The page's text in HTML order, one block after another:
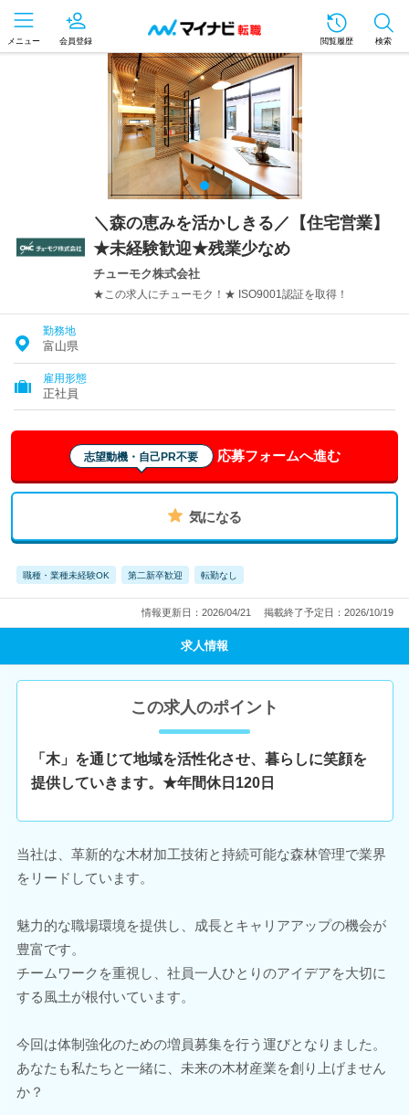
メニュー 会員登録 閲覧履歴 検索
＼森の恵みを活かしきる／【住宅営業】
★未経験歓迎★残業少なめ
チューモク株式会社
★この求人にチューモク！★ ISO9001認証を取得！
勤務地
富山県
雇用形態
正社員
志望動機・自己PR不要 応募フォームへ進む
気になる
職種・業種未経験OK 第二新卒歓迎 転勤なし
情報更新日：2026/04/21 掲載終了予定日：2026/10/19
求人情報
この求人のポイント
「木」を通じて地域を活性化させ、暮らしに笑顔を
提供していきます。★年間休日120日
当社は、革新的な木材加工技術と持続可能な森林管理で業界
をリードしています。
魅力的な職場環境を提供し、成長とキャリアアップの機会が
豊富です。
チームワークを重視し、社員一人ひとりのアイデアを大切に
する風土が根付いています。
今回は体制強化のための増員募集を行う運びとなりました。
あなたも私たちと一緒に、未来の木材産業を創り上げません
か？